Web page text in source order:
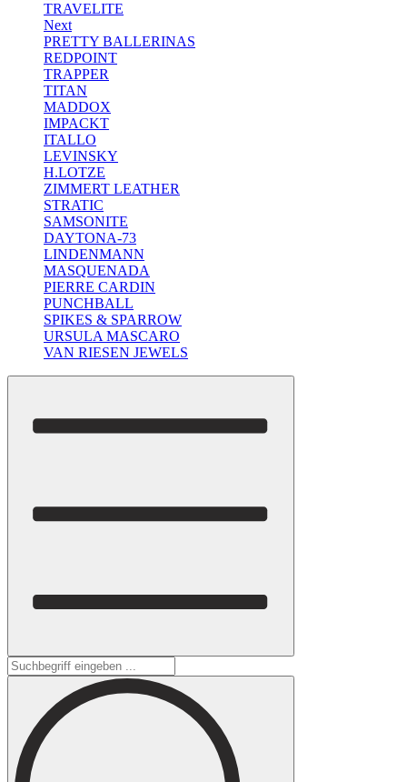
TRAVELITE
Next
PRETTY BALLERINAS
REDPOINT
TRAPPER
TITAN
MADDOX
IMPACKT
ITALLO
LEVINSKY
H.LOTZE
ZIMMERT LEATHER
STRATIC
SAMSONITE
DAYTONA-73
LINDENMANN
MASQUENADA
PIERRE CARDIN
PUNCHBALL
SPIKES & SPARROW
URSULA MASCARO
VAN RIESEN JEWELS